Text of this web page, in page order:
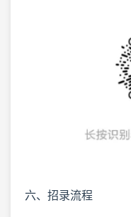
六、招录流程